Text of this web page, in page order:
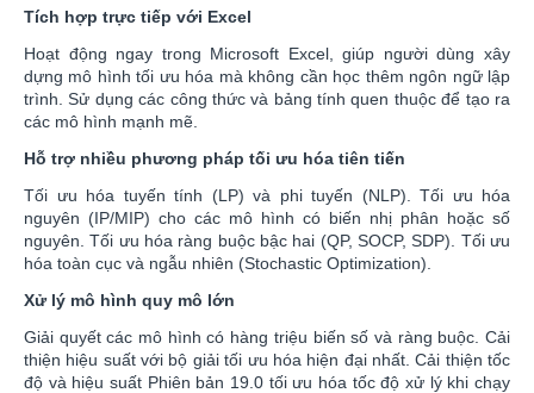
Tích hợp trực tiếp với Excel
Hoạt động ngay trong Microsoft Excel, giúp người dùng xây
dựng mô hình tối ưu hóa mà không cần học thêm ngôn ngữ lập
trình. Sử dụng các công thức và bảng tính quen thuộc để tạo ra
các mô hình mạnh mẽ.
Hỗ trợ nhiều phương pháp tối ưu hóa tiên tiến
Tối ưu hóa tuyến tính (LP) và phi tuyến (NLP). Tối ưu hóa
nguyên (IP/MIP) cho các mô hình có biến nhị phân hoặc số
nguyên. Tối ưu hóa ràng buộc bậc hai (QP, SOCP, SDP). Tối ưu
hóa toàn cục và ngẫu nhiên (Stochastic Optimization).
Xử lý mô hình quy mô lớn
Giải quyết các mô hình có hàng triệu biến số và ràng buộc. Cải
thiện hiệu suất với bộ giải tối ưu hóa hiện đại nhất. Cải thiện tốc
độ và hiệu suất Phiên bản 19.0 tối ưu hóa tốc độ xử lý khi chạy